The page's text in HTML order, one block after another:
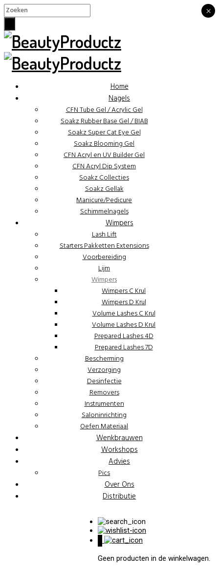
Home
Nagels
CFN Tube Gel / Acrylic Gel
Soakz Rubber Base Gel / BIAB
Soakz Super Cat Eye Gel
Soakz Blooming Gel
CFN Acryl en UV Builder Gel
CFN Acryl Dip System
Soakz Collecties
Soakz Gellak
Manicure/Pedicure
Schimmelnagels
Wimpers
Lash Lift
Starters Pakketten Extensions
Voorbereiding
Lijm
Wimpers
Wimpers C Krul
Wimpers D Krul
Volume Lashes C Krul
Volume Lashes D Krul
Prepared Lashes 4D
Prepared Lashes 7D
Bescherming
Verzorging
Desinfectie
Removers
Instrumenten
Saloninrichting
Oefen Materiaal
Wenkbrauwen
Workshops
Advies
Pics
Over Ons
Distributie
Geen producten in de winkelwagen.
×